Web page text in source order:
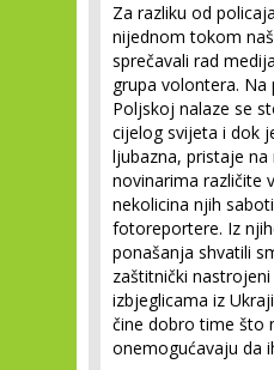
Za razliku od
nijednom tokom
sprečavali rad
grupa volontera. Na
Poljskoj nalaze se
cijelog svijeta i dok
ljubazna, pristaje na
novinarima različite
nekolicina njih
fotoreportere. Iz
ponašanja shvatili
zaštitnički
izbjeglicama iz
čine dobro time što
onemogućavaju da